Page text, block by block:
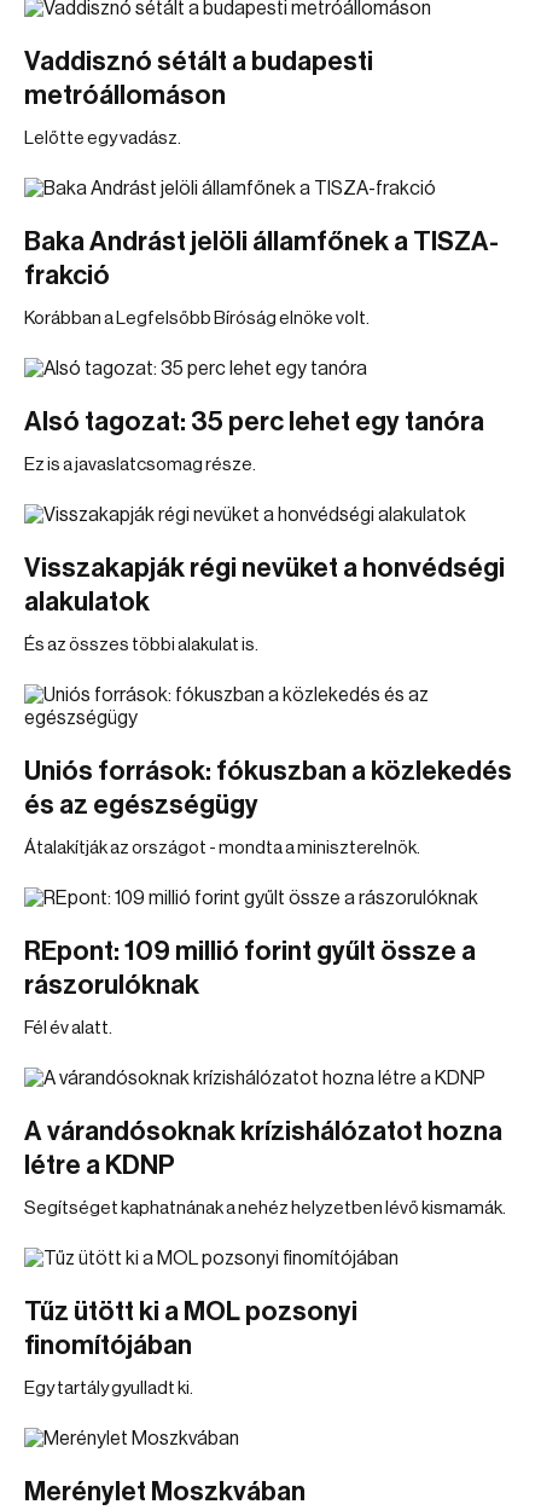
Vaddisznó sétált a budapesti
metróállomáson
Lelőtte egy vadász.
Baka Andrást jelöli államfőnek a TISZA-
frakció
Korábban a Legfelsőbb Bíróság elnöke volt.
Alsó tagozat: 35 perc lehet egy tanóra
Ez is a javaslatcsomag része.
Visszakapják régi nevüket a honvédségi
alakulatok
És az összes többi alakulat is.
Uniós források: fókuszban a közlekedés
és az egészségügy
Átalakítják az országot - mondta a miniszterelnök.
REpont: 109 millió forint gyűlt össze a
rászorulóknak
Fél év alatt.
A várandósoknak krízishálózatot hozna
létre a KDNP
Segítséget kaphatnának a nehéz helyzetben lévő kismamák.
Tűz ütött ki a MOL pozsonyi
finomítójában
Egy tartály gyulladt ki.
Merénylet Moszkvában